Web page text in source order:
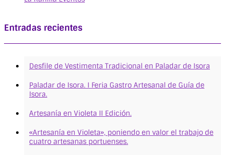
Entradas recientes
Desfile de Vestimenta Tradicional en Paladar de Isora
Paladar de Isora. I Feria Gastro Artesanal de Guía de
Isora.
Artesanía en Violeta II Edición.
«Artesanía en Violeta», poniendo en valor el trabajo de
cuatro artesanas portuenses.